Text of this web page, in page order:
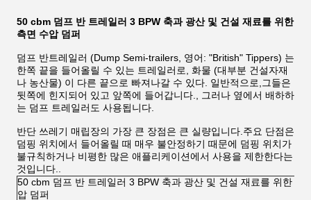
50 cbm 덤프 반 트레일러 3 BPW 축과 광산 및 건설 재료를 위한
측면 수압 덤퍼
덤프 반트레일러 (Dump Semi-trailers, 영어: "British" Tippers) 는
한쪽 끝을 들어올릴 수 있는 트레일러로, 화물 (대부분 건설자재
나 농산물) 이 다른 끝으로 빠져나갈 수 있다. 일반적으로,그들은
뒷쪽에 힌지되어 있고 앞쪽에 들어갑니다., 그러나 옆에서 배하하
는 덤프 트레일러도 사용됩니다.
반단 쓰레기 매립장의 가장 큰 장점은 큰 실량입니다.주요 단점은
덤핑 위치에서 들어올릴 때 매우 불안정하기 때문에 덤핑 위치가
불규칙하거나 비평한 많은 애플리케이션에서 사용을 제한한다는
것입니다..
50 cbm 덤프 반 트레일러 3 BPW 축과 광산 및 건설 재료를 위한 측
압 덤퍼